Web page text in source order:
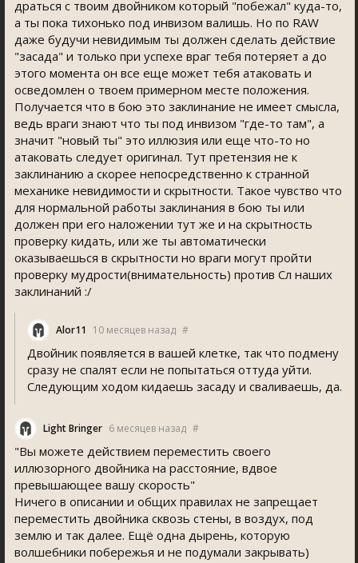
драться с твоим двойником который "побежал" куда-то,
а ты пока тихонько под инвизом валишь. Но по RAW
даже будучи невидимым ты должен сделать действие
"засада" и только при успехе враг тебя потеряет а до
этого момента он все еще может тебя атаковать и
осведомлен о твоем примерном месте положения.
Получается что в бою это заклинание не имеет смысла,
ведь враги знают что ты под инвизом "где-то там", а
значит "новый ты" это иллюзия или еще что-то но
атаковать следует оригинал. Тут претензия не к
заклинанию а скорее непосредственно к странной
механике невидимости и скрытности. Такое чувство что
для нормальной работы заклинания в бою ты или
должен при его наложении тут же и на скрытность
проверку кидать, или же ты автоматически
оказываешься в скрытности но враги могут пройти
проверку мудрости(внимательность) против Сл наших
заклинаний :/
Alor11 10 месяцев назад #
Двойник появляется в вашей клетке, так что подмену
сразу не спалят если не попытаться оттуда уйти.
Следующим ходом кидаешь засаду и сваливаешь, да.
Light Bringer 6 месяцев назад #
"Вы можете действием переместить своего
иллюзорного двойника на расстояние, вдвое
превышающее вашу скорость"
Ничего в описании и общих правилах не запрещает
переместить двойника сквозь стены, в воздух, под
землю и так далее. Ещё одна дырень, которую
волшебники побережья и не подумали закрывать)